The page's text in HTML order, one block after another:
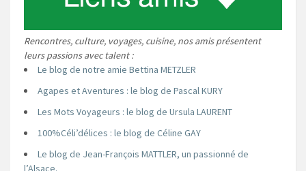
Rencontres, culture, voyages, cuisine, nos amis présentent
leurs passions avec talent :
Le blog de notre amie Bettina METZLER
Agapes et Aventures : le blog de Pascal KURY
Les Mots Voyageurs : le blog de Ursula LAURENT
100%Céli’délices : le blog de Céline GAY
Le blog de Jean-François MATTLER, un passionné de
l’Alsace.